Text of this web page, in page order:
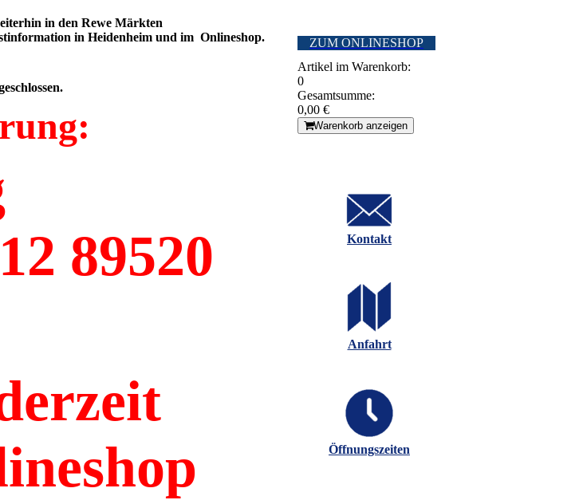
in den Rewe Märkten
in Heidenheim und im Onlineshop.
89520
ZUM ONLINESHOP
Artikel im Warenkorb:
0
Gesamtsumme:
0,00 €
Warenkorb anzeigen
Kontakt
Anfahrt
Öffnungszeiten